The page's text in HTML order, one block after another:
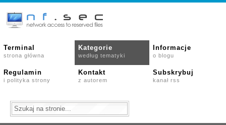
Terminal
strona główna
Kategorie
według tematyki
Informacje
o blogu
Regulamin
i polityka strony
Kontakt
z autorem
Subskrybuj
kanał rss